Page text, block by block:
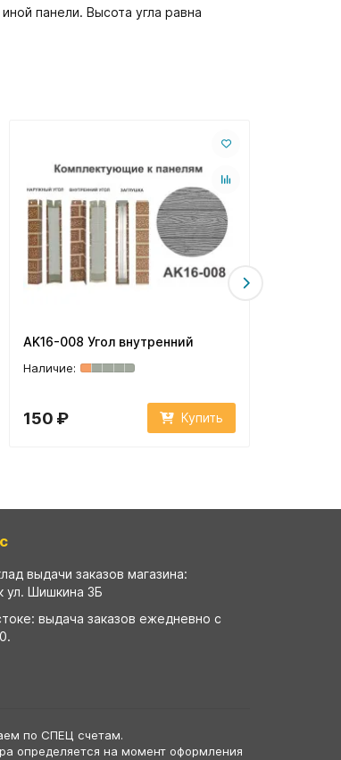
панели. Высота угла равна
AK16-008 Угол внутренний
150 ₽ Купить
выдачи заказов магазина:
ул. Шишкина 3Б
выдача заказов ежедневно с
по СПЕЦ счетам.
определяется на момент оформления